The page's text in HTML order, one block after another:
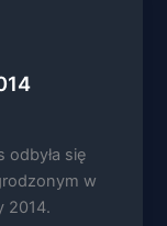
się
w
2014.
cookie